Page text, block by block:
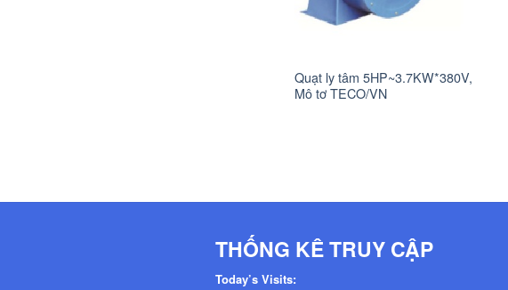
Quạt ly tâm 5HP~3.7KW*380V,
Mô tơ TECO/VN
THỐNG KÊ TRUY CẬP
Today’s Visits: